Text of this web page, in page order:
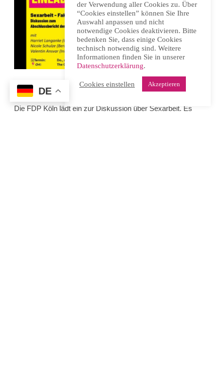
Donnerstag, 16. April 2026, 19.00 Uhr, Köln-Nippes
Die FDP Köln lädt ein zur Diskussion über Sexarbeit. Es
der Verwendung aller Cookies zu. Über
“Cookies einstellen” können Sie Ihre
Auswahl anpassen und nicht
notwendige Cookies deaktivieren. Bitte
bedenken Sie, dass einige Cookies
technisch notwendig sind. Weitere
Informationen finden Sie in unserer
Datenschutzerklärung.
Cookies einstellen Akzeptieren
DE